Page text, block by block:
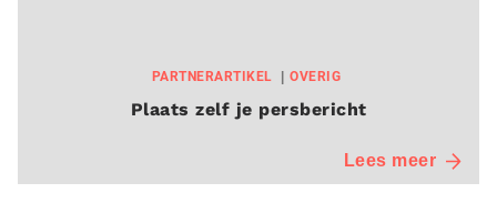
PARTNERARTIKEL OVERIG
Plaats zelf je persbericht
Lees meer